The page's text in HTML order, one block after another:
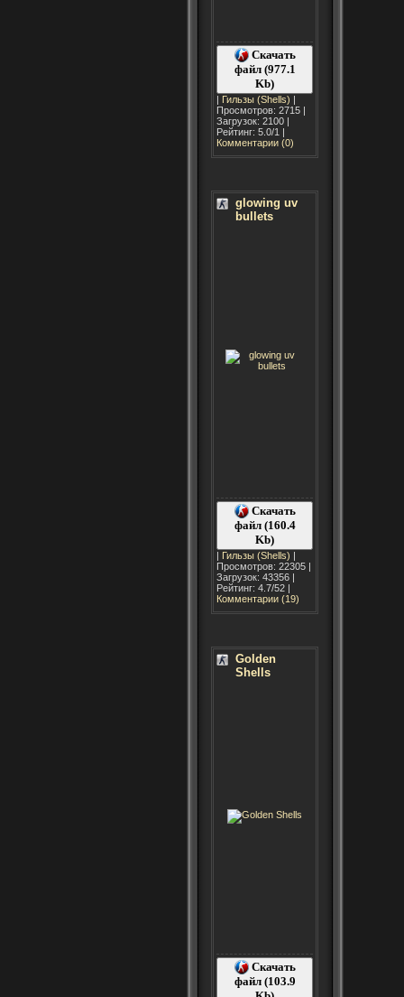
Скачать
файл (977.1
Kb)
| Гильзы (Shells) |
Просмотров: 2715 |
Загрузок: 2100 |
Рейтинг: 5.0/1 |
Комментарии (0)
glowing uv
bullets
Скачать
файл (160.4
Kb)
| Гильзы (Shells) |
Просмотров: 22305 |
Загрузок: 43356 |
Рейтинг: 4.7/52 |
Комментарии (19)
Golden
Shells
Скачать
файл (103.9